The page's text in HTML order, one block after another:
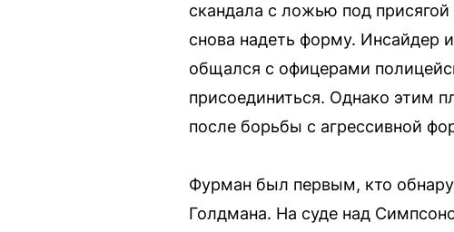
скандала с ложью под
снова надеть форму. Инсайдер
общался с офицерами
присоединиться. Однако этим
после борьбы с агрессивной
Фурман был первым, кто
Голдмана. На суде над